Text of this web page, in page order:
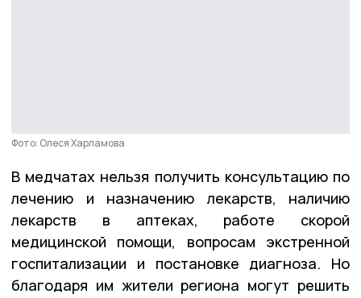
Фото: Олеся Харламова
В медчатах нельзя получить консультацию по
лечению и назначению лекарств, наличию
лекарств в аптеках, работе скорой
медицинской помощи, вопросам экстренной
госпитализации и постановке диагноза. Но
благодаря им жители региона могут решить